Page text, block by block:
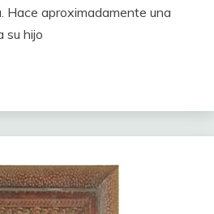
Hace aproximadamente una
su hijo